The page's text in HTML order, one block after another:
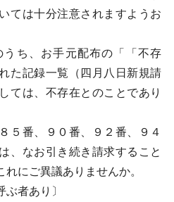
ては十分注意されますようお
ち、お手元配布の「「不存
た記録一覧（四月八日新規請
ては、不存在とのことであり
５番、９０番、９２番、９４
、なお引き続き請求すること
にご異議ありませんか。
者あり〕